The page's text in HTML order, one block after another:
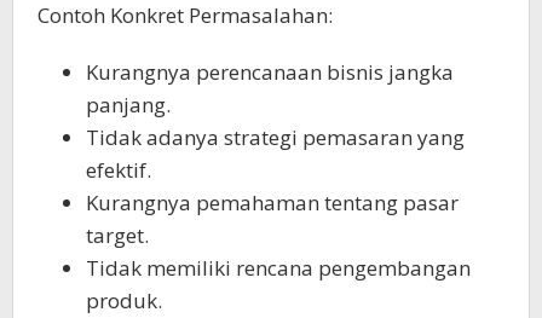
Contoh Konkret Permasalahan:
Kurangnya perencanaan bisnis jangka
panjang.
Tidak adanya strategi pemasaran yang
efektif.
Kurangnya pemahaman tentang pasar
target.
Tidak memiliki rencana pengembangan
produk.